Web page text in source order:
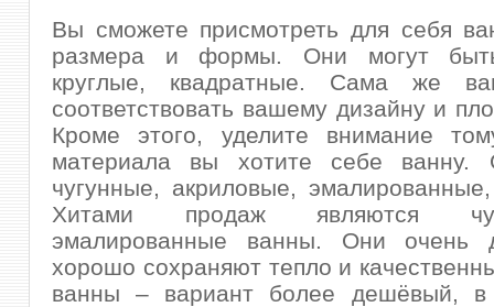
Вы сможете присмотреть для себя
размера и формы. Они могут
круглые, квадратные. Сама же
соответствовать вашему дизайну и
Кроме этого, уделите внимание
материала вы хотите себе ванну.
чугунные, акриловые,
Хитами продаж являются
эмалированные ванны. Они очень
хорошо сохраняют тепло и
ванны – вариант более дешёвый,